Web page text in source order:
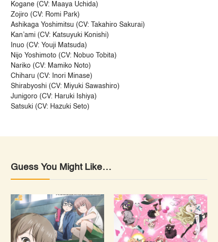
Kogane (CV: Maaya Uchida)
Zojiro (CV: Romi Park)
Ashikaga Yoshimitsu (CV: Takahiro Sakurai)
Kan’ami (CV: Katsuyuki Konishi)
Inuo (CV: Youji Matsuda)
Nijo Yoshimoto (CV: Nobuo Tobita)
Nariko (CV: Mamiko Noto)
Chiharu (CV: Inori Minase)
Shirabyoshi (CV: Miyuki Sawashiro)
Junigoro (CV: Haruki Ishiya)
Satsuki (CV: Hazuki Seto)
Guess You Might Like…